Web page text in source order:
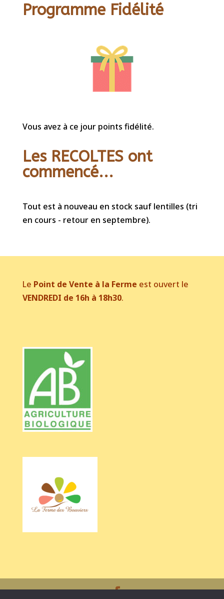
Programme Fidélité
Vous avez à ce jour points fidélité.
Les RECOLTES ont
commencé...
Tout est à nouveau en stock sauf lentilles (tri
en cours - retour en septembre).
Le Point de Vente à la Ferme est ouvert le
VENDREDI de 16h à 18h30.